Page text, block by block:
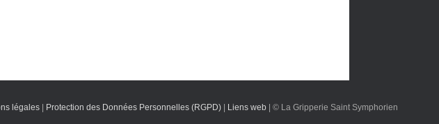
légales | Protection des Données Personnelles (RGPD) | Liens web | © La Gripperie Saint Symphorien